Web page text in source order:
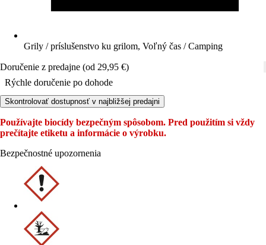
Grily / príslušenstvo ku grilom, Voľný čas / Camping
Doručenie z predajne (od 29,95 €)
Rýchle doručenie po dohode
Skontrolovať dostupnosť v najbližšej predajni
Používajte biocídy bezpečným spôsobom. Pred použitím si vždy
prečítajte etiketu a informácie o výrobku.
Bezpečnostné upozornenia